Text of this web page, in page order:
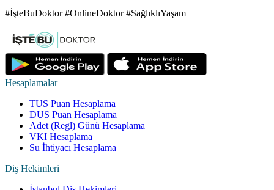
#İşteBuDoktor #OnlineDoktor #SağlıklıYaşam
Hesaplamalar
TUS Puan Hesaplama
DUS Puan Hesaplama
Adet (Regl) Günü Hesaplama
VKI Hesaplama
Su İhtiyacı Hesaplama
Diş Hekimleri